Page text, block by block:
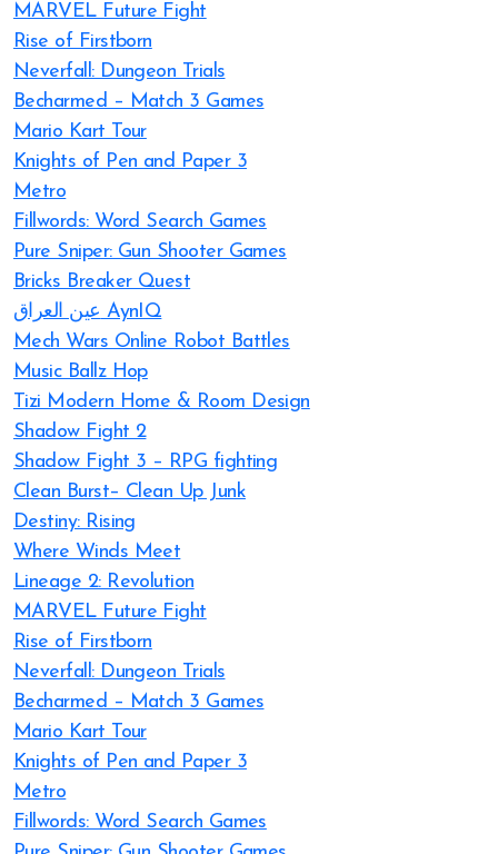
MARVEL Future Fight
Rise of Firstborn
Neverfall: Dungeon Trials
Becharmed – Match 3 Games
Mario Kart Tour
Knights of Pen and Paper 3
Metro
Fillwords: Word Search Games
Pure Sniper: Gun Shooter Games
Bricks Breaker Quest
عين العراق AynIQ
Mech Wars Online Robot Battles
Music Ballz Hop
Tizi Modern Home & Room Design
Shadow Fight 2
Shadow Fight 3 – RPG fighting
Clean Burst– Clean Up Junk
Destiny: Rising
Where Winds Meet
Lineage 2: Revolution
MARVEL Future Fight
Rise of Firstborn
Neverfall: Dungeon Trials
Becharmed – Match 3 Games
Mario Kart Tour
Knights of Pen and Paper 3
Metro
Fillwords: Word Search Games